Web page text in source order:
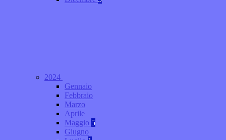
2024
Gennaio
Febbraio
Marzo
Aprile
Maggio 5
Giugno